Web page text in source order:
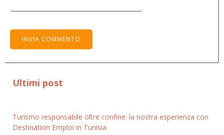
Ultimi post
Turismo responsabile oltre confine: la nostra esperienza con
Destination Emploi in Tunisia